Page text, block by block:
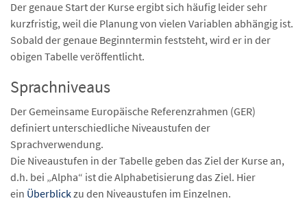
Der genaue Start der Kurse ergibt sich häufig leider sehr
kurzfristig, weil die Planung von vielen Variablen abhängig ist.
Sobald der genaue Beginntermin feststeht, wird er in der
obigen Tabelle veröffentlicht.
Sprachniveaus
Der Gemeinsame Europäische Referenzrahmen (GER)
definiert unterschiedliche Niveaustufen der
Sprachverwendung.
Die Niveaustufen in der Tabelle geben das Ziel der Kurse an,
d.h. bei „Alpha“ ist die Alphabetisierung das Ziel. Hier
ein Überblickzu den Niveaustufen im Einzelnen.